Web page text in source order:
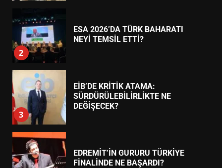
2
ESA 2026’DA TÜRK BAHARATI
NEYİ TEMSİL ETTİ?
3
EİB’DE KRİTİK ATAMA:
SÜRDÜRÜLEBİLİRLİKTE NE
DEĞİŞECEK?
EDREMİT’İN GURURU TÜRKİYE
FİNALİNDE NE BAŞARDI?